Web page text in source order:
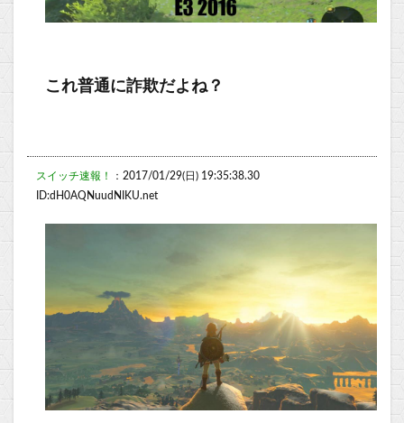
これ普通に詐欺だよね？
スイッチ速報！
：2017/01/29(日) 19:35:38.30
ID:dH0AQNuudNIKU.net